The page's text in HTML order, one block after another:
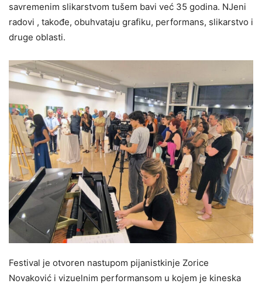
savremenim slikarstvom tušem bavi već 35 godina. NJeni
radovi , takođe, obuhvataju grafiku, performans, slikarstvo i
druge oblasti.
Festival je otvoren nastupom pijanistkinje Zorice
Novaković i vizuelnim performansom u kojem je kineska